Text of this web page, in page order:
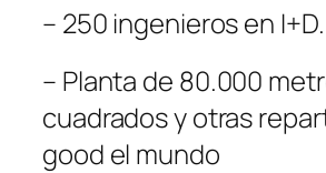
– 250 ingenieros en I+D.
– Planta de 80.000
cuadrados y otras
good el mundo